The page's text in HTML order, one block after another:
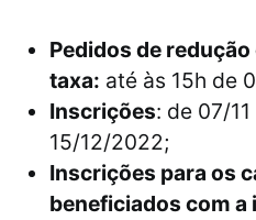
Pedidos de
taxa: até às 15h de
Inscrições: de 07/
15/12/2022;
Inscrições para os
beneficiados com